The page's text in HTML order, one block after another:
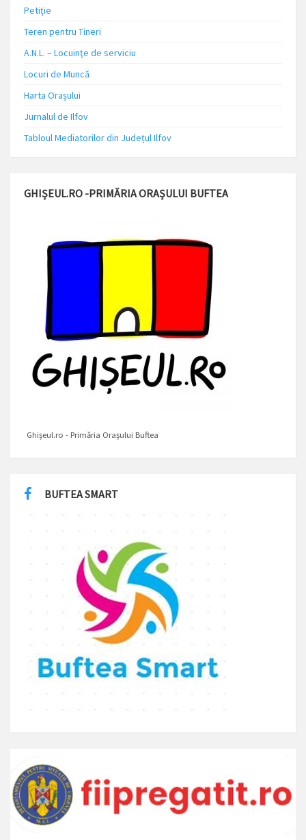
Petiție
Teren pentru Tineri
A.N.L. – Locuinţe de serviciu
Locuri de Muncă
Harta Orașului
Jurnalul de Ilfov
Tabloul Mediatorilor din Județul Ilfov
GHIȘEUL.RO -PRIMĂRIA ORAȘULUI BUFTEA
Ghișeul.ro - Primăria Orașului Buftea
BUFTEA SMART